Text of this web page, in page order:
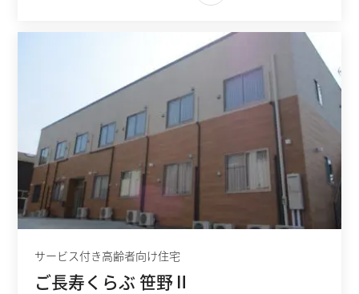
サービス付き高齢者向け住宅
ご長寿くらぶ 笹野Ⅱ